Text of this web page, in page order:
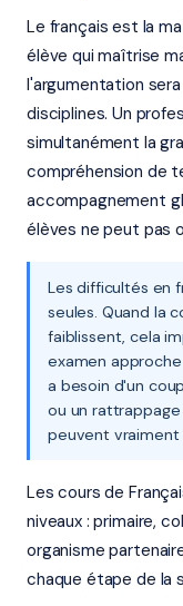
Le français est la
élève qui maîtrise
l'argumentation
disciplines. Un
simultanément la
compréhension de
accompagnement
élèves ne peut pas
Les difficultés en
seules. Quand la
faiblissent, cela
examen
a besoin d'un
ou un
peuvent vraiment
Les cours de
niveaux : primaire,
organisme
chaque étape de la